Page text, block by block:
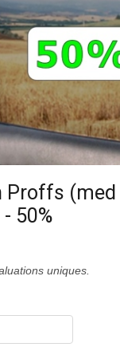
Proffs
50%
uniques.